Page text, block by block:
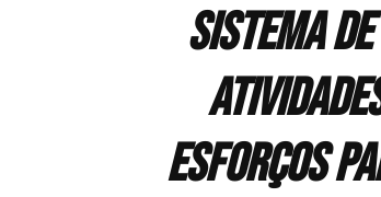
sistema
esforços